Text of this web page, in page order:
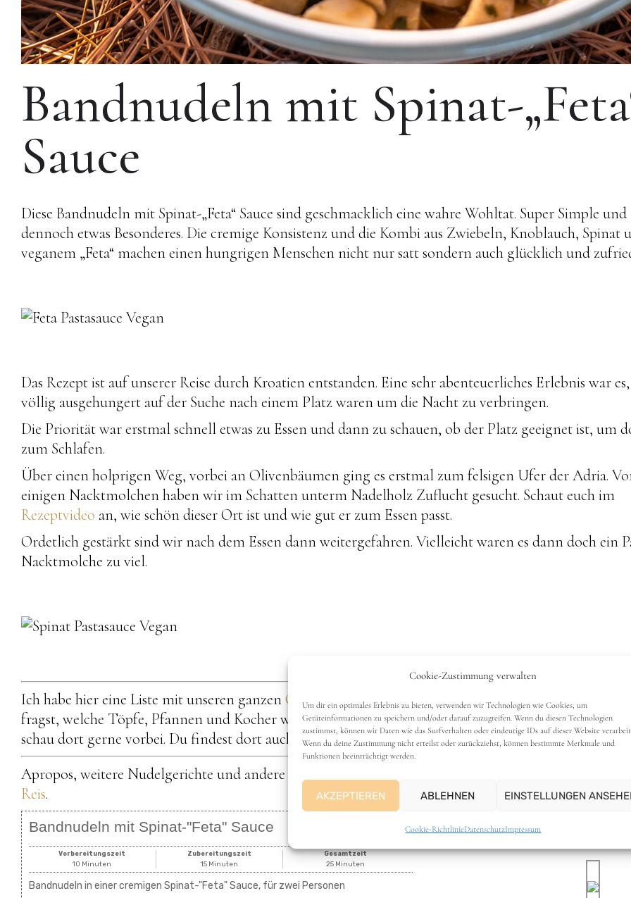
Cookie-Zustimmung verwalten
Um dir ein optimales Erlebnis zu bieten, verwenden wir Technologien wie Cookies, um
Geräteinformationen zu speichern und/oder darauf zuzugreifen. Wenn du diesen Technologien
zustimmst, können wir Daten wie das Surfverhalten oder eindeutige IDs auf dieser Website
Wenn du deine Zustimmung nicht erteilst oder zurückziehst, können bestimmte Merkmale und
Funktionen beeinträchtigt werden.
AKZEPTIEREN ABLEHNEN EINSTELLUNGEN
Cookie-RichtlinieDatenschutzImpressum
Bandnudeln mit Spinat-
Sauce
Diese Bandnudeln mit Spinat-„Feta“ Sauce sind geschmacklich eine wahre Wohltat. Super Simple und
dennoch etwas Besonderes. Die cremige Konsistenz und die Kombi aus Zwiebeln, Knoblauch, Spinat
veganem „Feta“ machen einen hungrigen Menschen nicht nur satt sondern auch glücklich und
Das Rezept ist auf unserer Reise durch Kroatien entstanden. Eine sehr abenteuerliches Erlebnis war
völlig ausgehungert auf der Suche nach einem Platz waren um die Nacht zu verbringen.
Die Priorität war erstmal schnell etwas zu Essen und dann zu schauen, ob der Platz geeignet ist, um
zum Schlafen.
Über einen holprigen Weg, vorbei an Olivenbäumen ging es erstmal zum felsigen Ufer der Adria.
einigen Nacktmolchen haben wir im Schatten unterm Nadelholz Zuflucht gesucht. Schaut euch im
Rezeptvideo an, wie schön dieser Ort ist und wie gut er zum Essen passt.
Ordetlich gestärkt sind wir nach dem Essen dann weitergefahren. Vielleicht waren es dann doch ein
Nacktmolche zu viel.
Ich habe hier eine Liste mit unseren ganzenCamper-Essentiales
zusammengestellt – wenn du dich
fragst, welche Töpfe, Pfannen und Kocher wir unterwegs benutze und was eigentlich ein
schau dort gerne vorbei. Du findest dort auch alle anderen Dinge, die ich im Camper sinnvoll finde.
Apropos, weitere Nudelgerichte und andere sättigende Mahlzeiten findet ihr unter der Kategorie
Reis.
Bandnudeln mit Spinat-"Feta" Sauce
Vorbereitungszeit
10 Minuten
Zubereitungszeit
15 Minuten
Gesamtzeit
25 Minuten
Bandnudeln in einer cremigen Spinat-"Feta" Sauce, für zwei Personen